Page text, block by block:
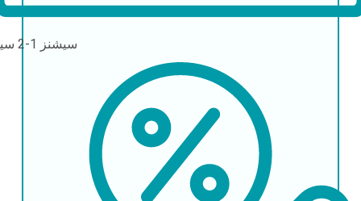
سیشنز 1-2 سیشن